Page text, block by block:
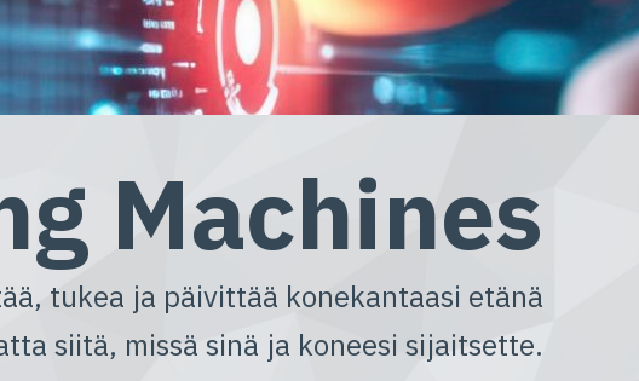
Machines
tukea ja päivittää konekantaasi etänä
siitä, missä sinä ja koneesi sijaitsette.